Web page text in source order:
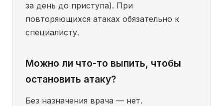
за день до приступа). При
повторяющихся атаках обязательно к
специалисту.
Можно ли что-то выпить, чтобы
остановить атаку?
Без назначения врача — нет.